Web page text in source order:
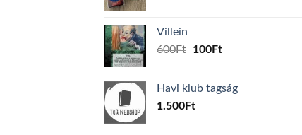
Villein
600Ft
Original
600Ft.
100FtCurrent
100Ft.
Havi klub tagság
1.500Ft